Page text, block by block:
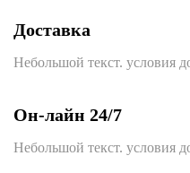
Доставка
Небольшой текст. условия
Он-лайн 24/7
Небольшой текст. условия